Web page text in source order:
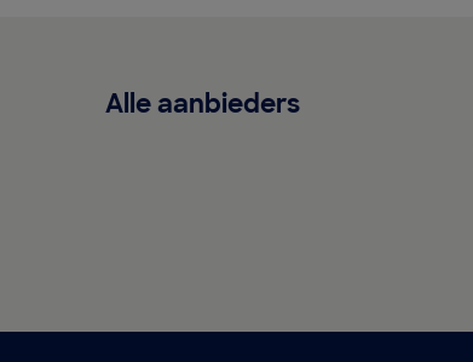
Alle aanbieders